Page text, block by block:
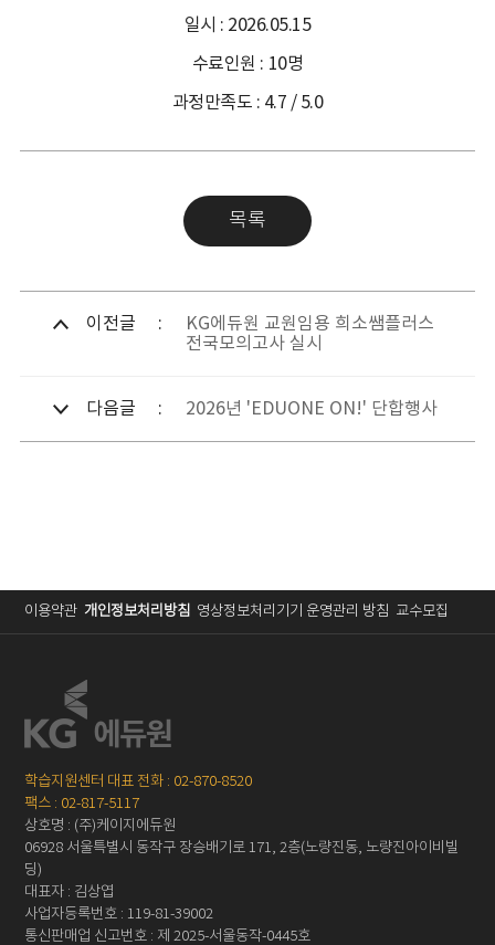
일시 : 2026.05.15
수료인원 : 10명
과정만족도 : 4.7 / 5.0
목록
이전글
KG에듀원 교원임용 희소쌤플러스
전국모의고사 실시
다음글 2026년 'EDUONE ON!' 단합행사
이용약관 개인정보처리방침 영상정보처리기기 운영관리 방침 교수모집
학습지원센터 대표 전화 : 02-870-8520
팩스 : 02-817-5117
상호명 : (주)케이지에듀원
06928 서울특별시 동작구 장승배기로 171, 2층(노량진동, 노량진아이비빌
딩)
대표자 : 김상엽
사업자등록번호 : 119-81-39002
통신판매업 신고번호 : 제 2025-서울동작-0445호